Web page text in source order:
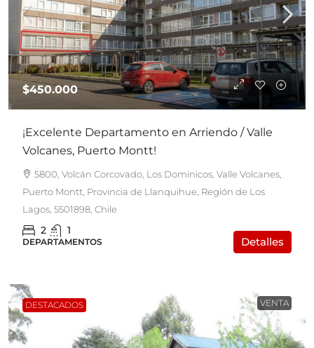
$450.000
¡Excelente Departamento en Arriendo / Valle
Volcanes, Puerto Montt!
5800, Volcán Corcovado, Los Dominicos, Valle Volcanes,
Puerto Montt, Provincia de Llanquihue, Región de Los
Lagos, 5501898, Chile
2 1
DEPARTAMENTOS Detalles
DESTACADOS VENTA